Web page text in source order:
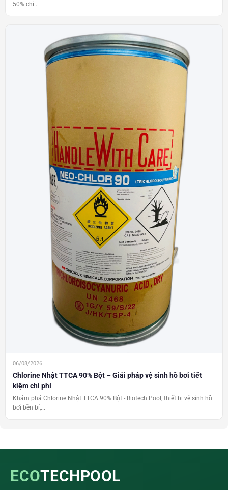
50% chi...
06/08/2026
Chlorine Nhật TTCA 90% Bột – Giải pháp vệ sinh hồ bơi tiết
kiệm chi phí
Khám phá Chlorine Nhật TTCA 90% Bột - Biotech Pool, thiết bị vệ sinh hồ
bơi bền bỉ,...
ECOTECHPOOL